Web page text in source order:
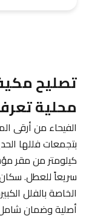
تصليح
محلية
الفيحاء من أرقى
كيلومتر من مقر
سريعاً للعطل. سكان
الخاصة بالفلل
أصلية وضمان